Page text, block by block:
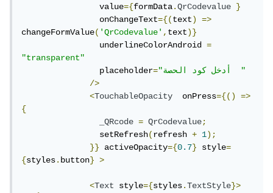
                value
={formData.QrCodevalue
}
                onChangeText
={(text)
=>
changeFormValue('QrCodevalue',text)}
                underlineColorAndroid
=
"transparent"
                placeholder
=
"أدخل كود الحصة  "
/>
<TouchableOpacity
  onPress
={()
=>
{
_QRcode
= QrCodevalue;
                setRefresh
(refresh + 1);
}}
activeOpacity={0.7} style=
{styles.button} >
<Text style={styles.TextStyle}>